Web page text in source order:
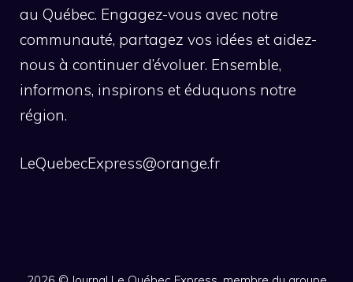
au Québec. Engagez-vous avec notre
communauté, partagez vos idées et aidez-
nous à continuer d’évoluer. Ensemble,
informons, inspirons et éduquons notre
région.
LeQuebecExpress@orange.fr